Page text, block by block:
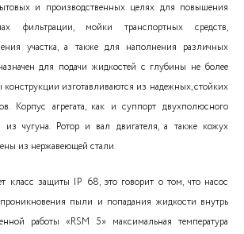
и производственных целях для повышения
фильтрации, мойки транспортных средств,
участка, а также для наполнения различных
для подачи жидкостей с глубины не более
изготавливаются из надежных, стойких
Корпус агрегата, как и суппорт двухполюсного
из чугуна. Ротор и вал двигателя, а также кожух
из нержавеющей стали.
класс защиты IP 68, это говорит о том, что насос
пыли и попадания жидкости внутрь
работы «RSM 5» максимальная температура